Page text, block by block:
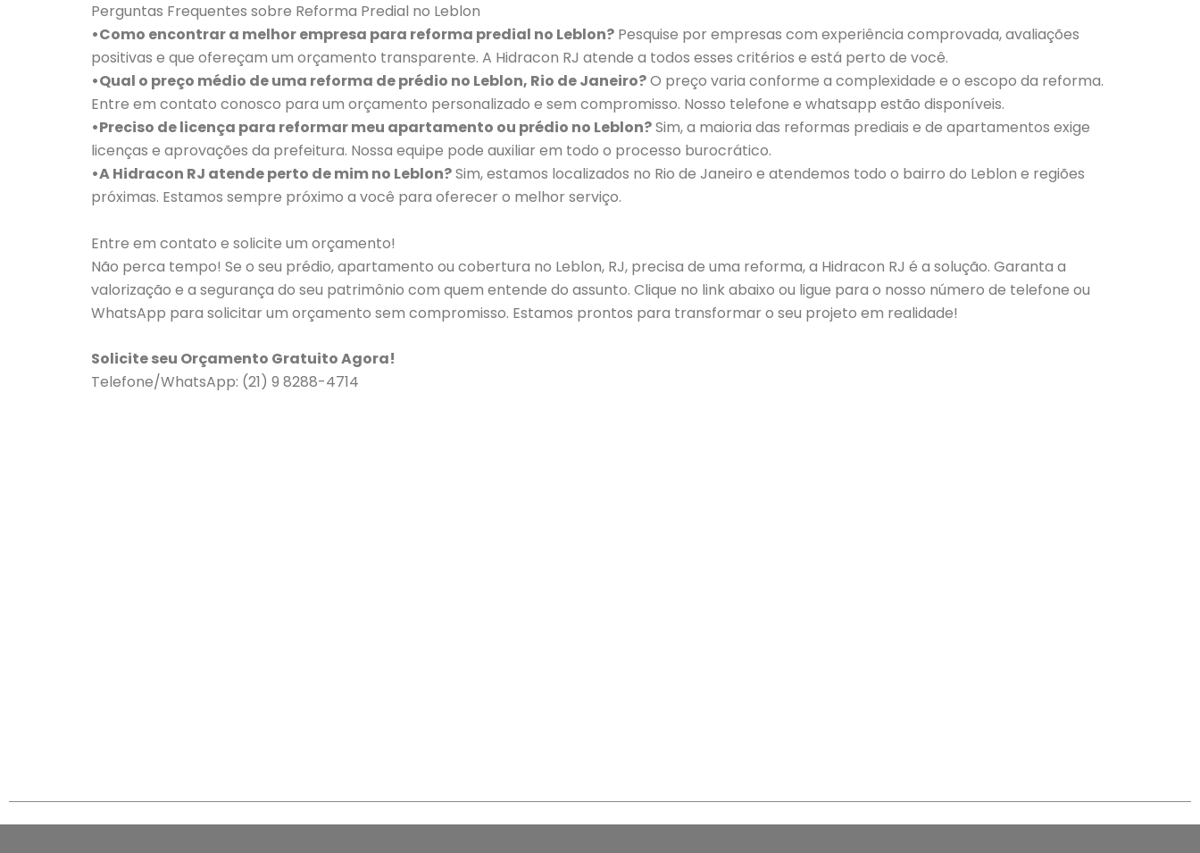
Perguntas Frequentes sobre Reforma Predial no Leblon
•Como encontrar a melhor empresa para reforma predial no Leblon? Pesquise por empresas com experiência comprovada, avaliações
positivas e que ofereçam um orçamento transparente. A Hidracon RJ atende a todos esses critérios e está perto de você.
•Qual o preço médio de uma reforma de prédio no Leblon, Rio de Janeiro?O preço varia conforme a complexidade e o escopo da reforma.
Entre em contato conosco para um orçamento personalizado e sem compromisso. Nosso telefone e whatsapp estão disponíveis.
•Preciso de licença para reformar meu apartamento ou prédio no Leblon?Sim, a maioria das reformas prediais e de apartamentos exige
licenças e aprovações da prefeitura. Nossa equipe pode auxiliar em todo o processo burocrático.
•A Hidracon RJ atende perto de mim no Leblon?Sim, estamos localizados no Rio de Janeiro e atendemos todo o bairro do Leblon e regiões
próximas. Estamos sempre próximo a você para oferecer o melhor serviço.
Entre em contato e solicite um orçamento!
Não perca tempo! Se o seu prédio, apartamento ou cobertura no Leblon, RJ, precisa de uma reforma, a Hidracon RJ é a solução. Garanta a
valorização e a segurança do seu patrimônio com quem entende do assunto. Clique no link abaixo ou ligue para o nosso número de telefone ou
WhatsApp para solicitar um orçamento sem compromisso. Estamos prontos para transformar o seu projeto em realidade!
Solicite seu Orçamento Gratuito Agora!
Telefone/WhatsApp: (21) 9 8288-4714